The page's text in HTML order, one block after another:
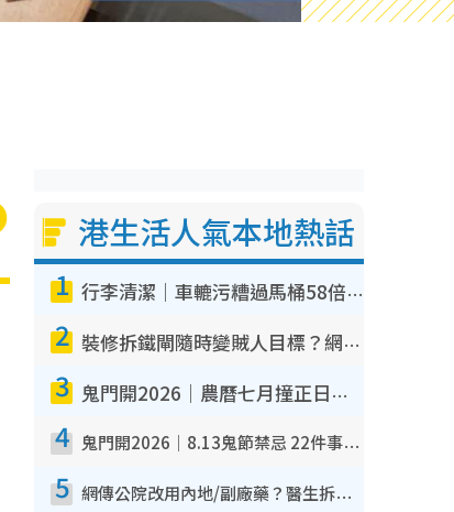
港生活人氣本地熱話
1 行李清潔｜車轆污糟過馬桶58倍！專家警告忌用酒精抹 教1招免污手除菌
2 裝修拆鐵閘隨時變賊人目標？網民揭2大關鍵用途：裝新式等於白裝？附新舊鐵閘分別
3 鬼門開2026｜農曆七月撞正日全食特別邪？專家警告切忌做一事！揭4大禁忌+2招保平安
4 鬼門開2026｜8.13鬼節禁忌 22件事唔做得！燒肉、刺身要少食？半夜勿吹口哨/打呢個電話
5 網傳公院改用內地/副廠藥？醫生拆解正副廠分別 揭4類人換藥隨時出事